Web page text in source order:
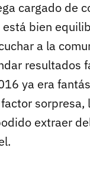
cargado de
bien
a la
resultados
ya era
extraer